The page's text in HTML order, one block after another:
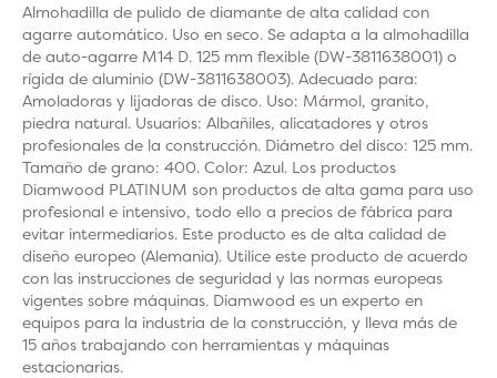
Almohadilla de pulido de diamante de alta calidad con
agarre automático. Uso en seco. Se adapta a la almohadilla
de auto-agarre M14 D. 125 mm flexible (DW-3811638001) o
rígida de aluminio (DW-3811638003). Adecuado para:
Amoladoras y lijadoras de disco. Uso: Mármol, granito,
piedra natural. Usuarios: Albañiles, alicatadores y otros
profesionales de la construcción. Diámetro del disco: 125 mm.
Tamaño de grano: 400. Color: Azul. Los productos
Diamwood PLATINUM son productos de alta gama para uso
profesional e intensivo, todo ello a precios de fábrica para
evitar intermediarios. Este producto es de alta calidad de
diseño europeo (Alemania). Utilice este producto de acuerdo
con las instrucciones de seguridad y las normas europeas
vigentes sobre máquinas. Diamwood es un experto en
equipos para la industria de la construcción, y lleva más de
15 años trabajando con herramientas y máquinas
estacionarias.